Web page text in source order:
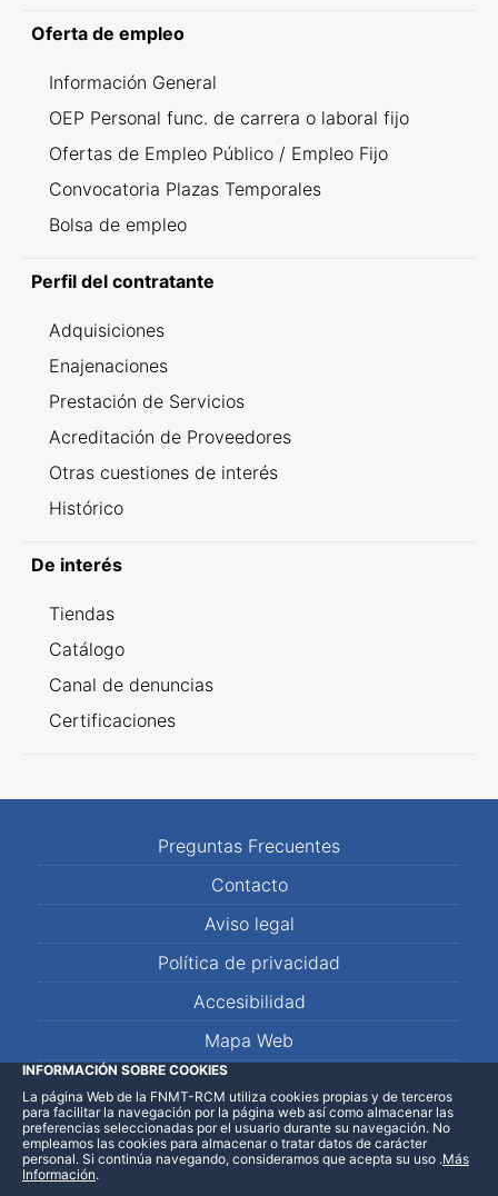
Oferta de empleo
Información General
OEP Personal func. de carrera o laboral fijo
Ofertas de Empleo Público / Empleo Fijo
Convocatoria Plazas Temporales
Bolsa de empleo
Perfil del contratante
Adquisiciones
Enajenaciones
Prestación de Servicios
Acreditación de Proveedores
Otras cuestiones de interés
Histórico
De interés
Tiendas
Catálogo
Canal de denuncias
Certificaciones
Preguntas Frecuentes
Contacto
Aviso legal
Política de privacidad
Accesibilidad
Mapa Web
LinkedInFacebookWhatsApp
INFORMACIÓN SOBRE COOKIES
La página Web de la FNMT-RCM utiliza cookies propias y de terceros
para facilitar la navegación por la página web así como almacenar las
preferencias seleccionadas por el usuario durante su navegación. No
empleamos las cookies para almacenar o tratar datos de carácter
personal. Si continúa navegando, consideramos que acepta su uso .Más
Información.